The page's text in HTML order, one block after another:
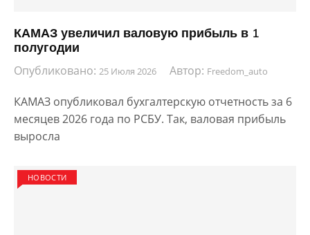
КАМАЗ увеличил валовую прибыль в 1
полугодии
Опубликовано: 25 Июля 2026 Автор: Freedom_auto
КАМАЗ опубликовал бухгалтерскую отчетность за 6
месяцев 2026 года по РСБУ. Так, валовая прибыль
выросла
НОВОСТИ